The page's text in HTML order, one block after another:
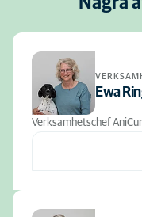
Ewa
Verksamhetschef